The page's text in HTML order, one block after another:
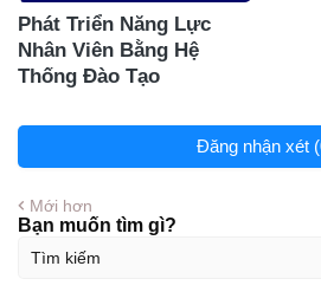
Phát Triển Năng Lực
Nhân Viên Bằng Hệ
Thống Đào Tạo
Đăng nhận xét
Mới hơn
Bạn muốn tìm gì?